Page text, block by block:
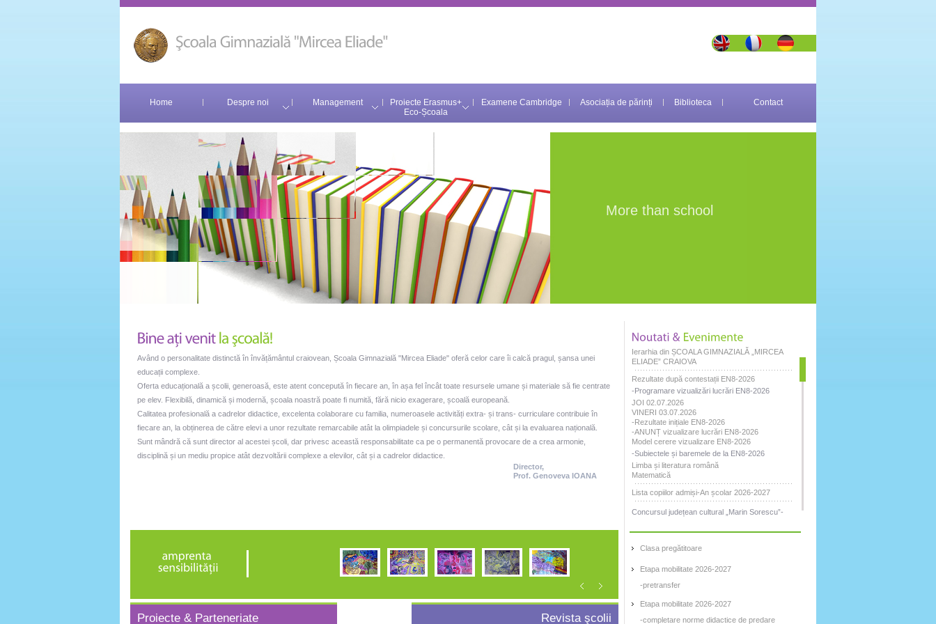
Home Despre noi Management
Proiecte Erasmus+
Eco-Școala
Examene Cambridge Asociația de părinți Biblioteca Contact
More than school
Având o personalitate distinctă în învățământul craiovean, Școala Gimnazială "Mircea Eliade" oferă celor care îi calcă pragul, șansa unei
educații complexe.
Oferta educațională a școlii, generoasă, este atent concepută în fiecare an, în așa fel încât toate resursele umane și materiale să fie centrate
pe elev. Flexibilă, dinamică și modernă, școala noastră poate fi numită, fără nicio exagerare, școală europeană.
Calitatea profesională a cadrelor didactice, excelenta colaborare cu familia, numeroasele activități extra- și trans- curriculare contribuie în
fiecare an, la obținerea de către elevi a unor rezultate remarcabile atât la olimpiadele și concursurile scolare, cât și la evaluarea națională.
Sunt mândră că sunt director al acestei școli, dar privesc această responsabilitate ca pe o permanentă provocare de a crea armonie,
disciplină și un mediu propice atât dezvoltării complexe a elevilor, cât și a cadrelor didactice.
Director,
Prof. Genoveva IOANA
Proiecte & Parteneriate Revista şcolii
Ierarhia din ȘCOALA GIMNAZIALĂ „MIRCEA
ELIADE” CRAIOVA
Rezultate după contestații EN8-2026
-Programare vizualizări lucrări EN8-2026
JOI 02.07.2026
VINERI 03.07.2026
-Rezultate inițiale EN8-2026
-ANUNȚ vizualizare lucrări EN8-2026
Model cerere vizualizare EN8-2026
-Subiectele și baremele de la EN8-2026
Limba și literatura română
Matematică
Lista copiilor admiși-An școlar 2026-2027
Concursul județean cultural „Marin Sorescu”-
Rezultate ENGLEZĂ
Clasa pregătitoare
Etapa mobilitate 2026-2027
-pretransfer
Etapa mobilitate 2026-2027
-completare norme didactice de predare